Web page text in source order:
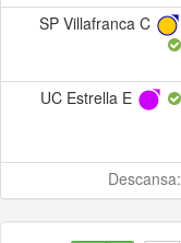
SP Villafranca C
UC Estrella E
Descansa: